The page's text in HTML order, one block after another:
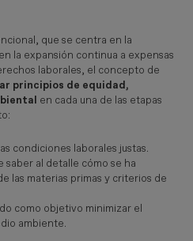
que se centra en la
la expansión continua a expensas
laborales, el concepto de
principios de equidad,
en cada una de las etapas
condiciones laborales justas.
saber al detalle cómo se ha
las materias primas y criterios de
como objetivo minimizar el
ambiente.